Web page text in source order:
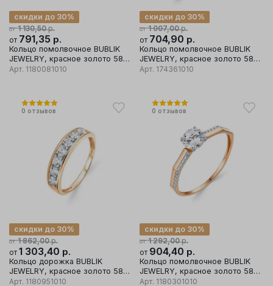
от 1 130,50р.
скидки до 30%
от 791,35 р.
Кольцо помолвочное BUBLIK
JEWELRY, красное золото 585
проба, вставка фианит
Арт. 1180081010
от 1 007,00р.
скидки до 30%
от 704,90 р.
Кольцо помолвочное BUBLIK
JEWELRY, красное золото 585
проба, вставка фианит
Арт. 174361010
0 отзывов
от 1 862,00р.
скидки до 30%
от 1 303,40 р.
Кольцо дорожка BUBLIK
JEWELRY, красное золото 585
проба, вставка фианит
Арт. 1180951010
0 отзывов
от 1 292,00р.
скидки до 30%
от 904,40 р.
Кольцо помолвочное BUBLIK
JEWELRY, красное золото 585
проба, вставка фианит
Арт. 1180301010